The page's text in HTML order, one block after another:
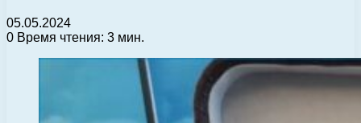
05.05.2024
0 Время чтения: 3 мин.